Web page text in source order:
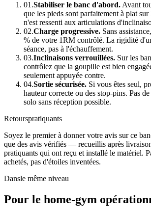
01.Stabiliser le banc d'abord. Avant
que les pieds sont parfaitement à plat
n'est ressenti aux articulations
02.Charge progressive. Sans
% de votre 1RM contrôlé. La rigidité
séance, pas à l'échauffement.
03.Inclinaisons verrouillées. Sur les
contrôlez que la goupille est bien
seulement appuyée contre.
04.Sortie sécurisée. Si vous êtes seul,
hauteur correcte ou des stop-pins. Pas
solo sans réception possible.
Retourspratiquants
Soyez le premier à donner votre avis sur ce
que des avis vérifiés — recueillis après
pratiquants qui ont reçu et installé le matériel.
achetés, pas d'étoiles inventées.
Dansle même niveau
Pour le home-gym